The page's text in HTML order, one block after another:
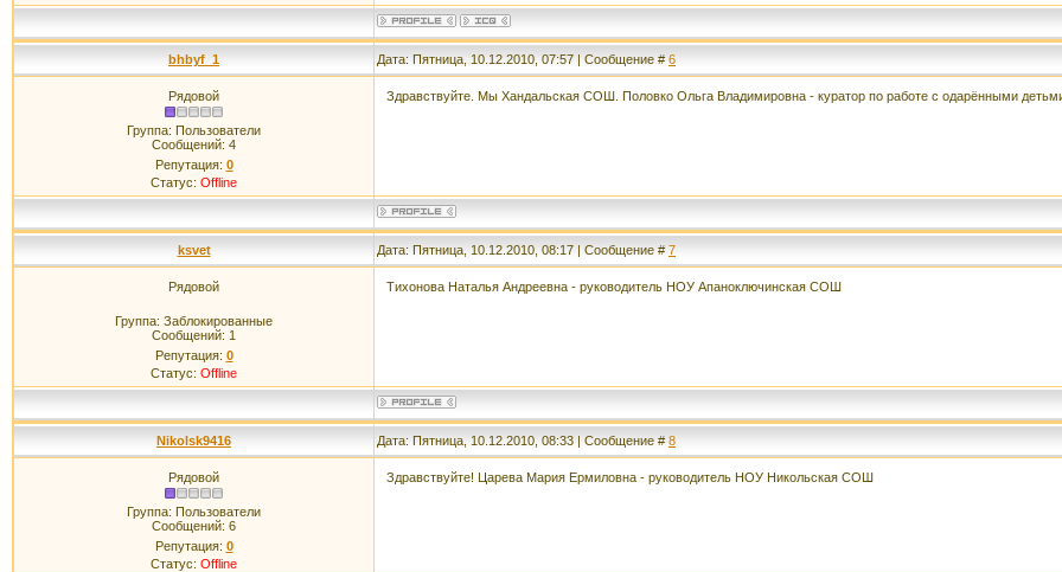
bhbyf_1 Дата: Пятница, 10.12.2010, 07:57 | Сообщение #6
Рядовой
Группа: Пользователи
Сообщений: 4
Репутация: 0
Статус: Offline
Здравствуйте. Мы Хандальская СОШ. Половко Ольга Владимировна - куратор по работе с одарёнными
ksvet Дата: Пятница, 10.12.2010, 08:17 | Сообщение #7
Рядовой
Группа: Заблокированные
Сообщений: 1
Репутация: 0
Статус: Offline
Тихонова Наталья Андреевна - руководитель НОУ Апаноключинская СОШ
Nikolsk9416 Дата: Пятница, 10.12.2010, 08:33 | Сообщение #8
Рядовой
Группа: Пользователи
Сообщений: 6
Репутация: 0
Статус: Offline
Здравствуйте! Царева Мария Ермиловна - руководитель НОУ Никольская СОШ